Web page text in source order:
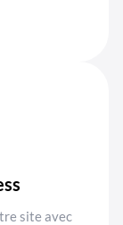
site avec